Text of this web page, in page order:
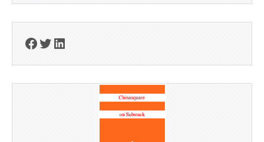
Facebook
Twitter
LinkedIn